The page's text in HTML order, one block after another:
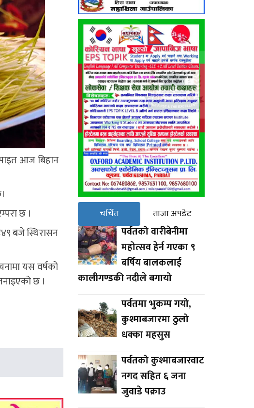
आज बिहान
छ ।
बजे स्थिरासन
यस वर्षको
छ ।
चर्चित ताजा अपडेट
पर्वतको वारीबेनीमा
महोत्सव हेर्न गएका ९
बर्षिय बालकलाई
कालीगण्डकी नदीले बगायो
पर्वतमा भुकम्प गयो,
कुश्माबजारमा ठुलो
धक्का महसुस
पर्वतको कुश्माबजारवाट
नगद सहित ६ जना
जुवाडे पक्राउ